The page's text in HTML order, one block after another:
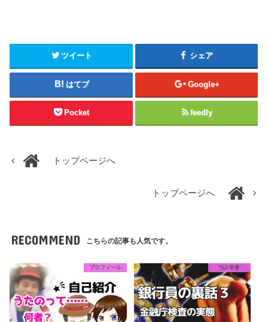
ツイート シェア
はてブ Google+
Pocket feedly
トップページへ
トップページへ
RECOMMEND こちらの記事も人気です。
プロフィール つぶやき